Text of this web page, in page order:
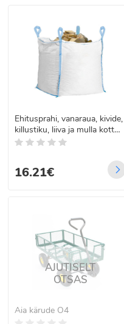
Ehitusprahi, vanaraua, kivide,
killustiku, liiva ja mulla kott
Springos GA0036 1000 kg
16.21€
AJUTISELT
OTSAS
Aia kärude O4